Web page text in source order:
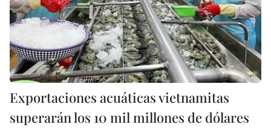
Exportaciones acuáticas vietnamitas
superarán los 10 mil millones de dólares